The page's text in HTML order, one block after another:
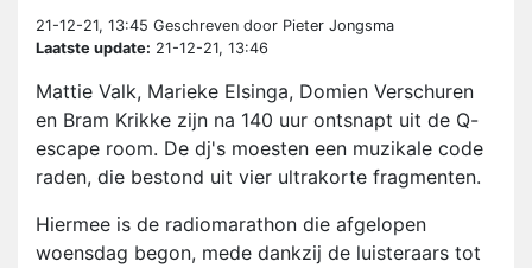
21-12-21, 13:45 Geschreven door Pieter Jongsma
Laatste update: 21-12-21, 13:46
Mattie Valk, Marieke Elsinga, Domien Verschuren
en Bram Krikke zijn na 140 uur ontsnapt uit de Q-
escape room. De dj's moesten een muzikale code
raden, die bestond uit vier ultrakorte fragmenten.
Hiermee is de radiomarathon die afgelopen
woensdag begon, mede dankzij de luisteraars tot